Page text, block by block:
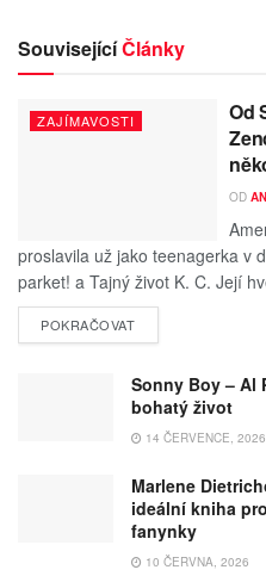
SouvisejícíČlánky
ZAJÍMAVOSTI
Od
OD
proslavila už jako teenagerka v
parket! a Tajný život K. C. Její
POKRAČOVAT
Sonny Boy – Al
bohatý život
14 ČERVENCE, 2026
Marlene
ideální kniha
fanynky
10 ČERVNA, 2026